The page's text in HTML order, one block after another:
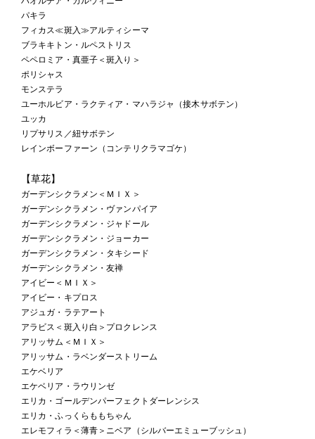
パキラ
フィカス≪斑入≫アルティシーマ
ブラキキトン・ルペストリス
ペペロミア・真亜子＜斑入り＞
ポリシャス
モンステラ
ユーホルビア・ラクティア・マハラジャ（接木サボテン）
ユッカ
リプサリス／紐サボテン
レインボーファーン（コンテリクラマゴケ）
【草花】
ガーデンシクラメン＜ＭＩＸ＞
ガーデンシクラメン・ヴァンパイア
ガーデンシクラメン・ジャドール
ガーデンシクラメン・ジョーカー
ガーデンシクラメン・タキシード
ガーデンシクラメン・友禅
アイビー＜ＭＩＸ＞
アイビー・キプロス
アジュガ・ラテアート
アラビス＜斑入り白＞プロクレンス
アリッサム＜ＭＩＸ＞
アリッサム・ラベンダーストリーム
エケベリア
エケベリア・ラウリンゼ
エリカ・ゴールデンパーフェクトダーレンシス
エリカ・ふっくらももちゃん
エレモフィラ＜薄青＞ニベア（シルバーエミューブッシュ）